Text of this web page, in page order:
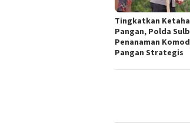
Tingkatkan
Pangan, Polda
Penanaman
Pangan Strategis